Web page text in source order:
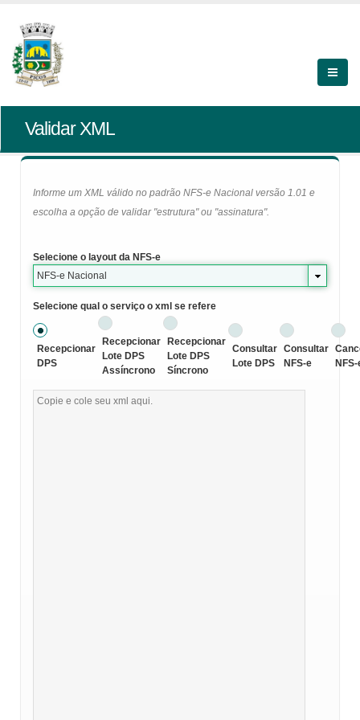
Validar XML
Informe um XML válido no padrão NFS-e Nacional versão 1.01 e
escolha a opção de validar "estrutura" ou "assinatura".
Selecione o layout da NFS-e
NFS-e Nacional
Selecione qual o serviço o xml se refere
Recepcionar
DPS
Recepcionar
Lote DPS
Assíncrono
Recepcionar
Lote DPS
Síncrono
Consultar
Lote DPS
Consultar
NFS-e
NFS-